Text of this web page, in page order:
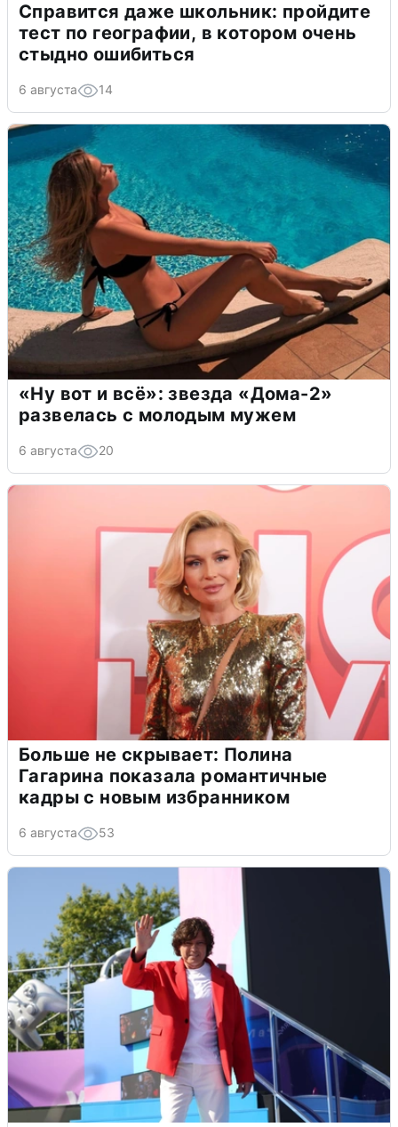
Справится даже школьник: пройдите
тест по географии, в котором очень
стыдно ошибиться
6 августа 14
«Ну вот и всё»: звезда «Дома-2»
развелась с молодым мужем
6 августа 20
Больше не скрывает: Полина
Гагарина показала романтичные
кадры с новым избранником
6 августа 53